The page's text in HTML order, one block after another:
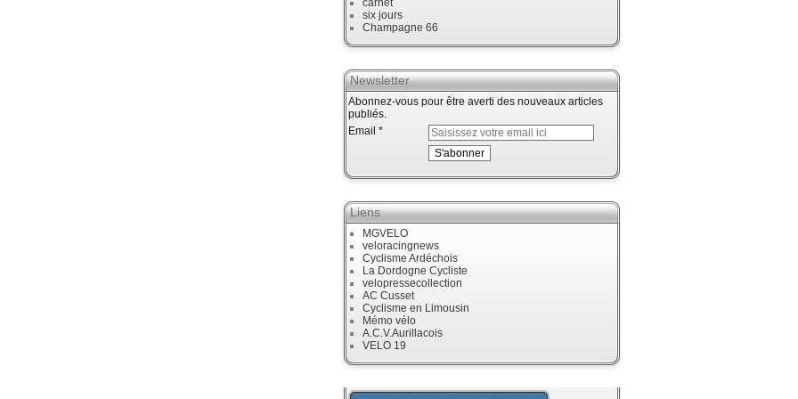
carnet
six jours
Champagne 66
Newsletter
Abonnez-vous pour être averti des nouveaux articles
publiés.
Email
Liens
MGVELO
veloracingnews
Cyclisme Ardéchois
La Dordogne Cycliste
velopressecollection
AC Cusset
Cyclisme en Limousin
Mémo vélo
A.C.V.Aurillacois
VELO 19